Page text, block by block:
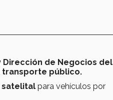
Dirección de Negocios del
transporte público.
satelital para vehículos por